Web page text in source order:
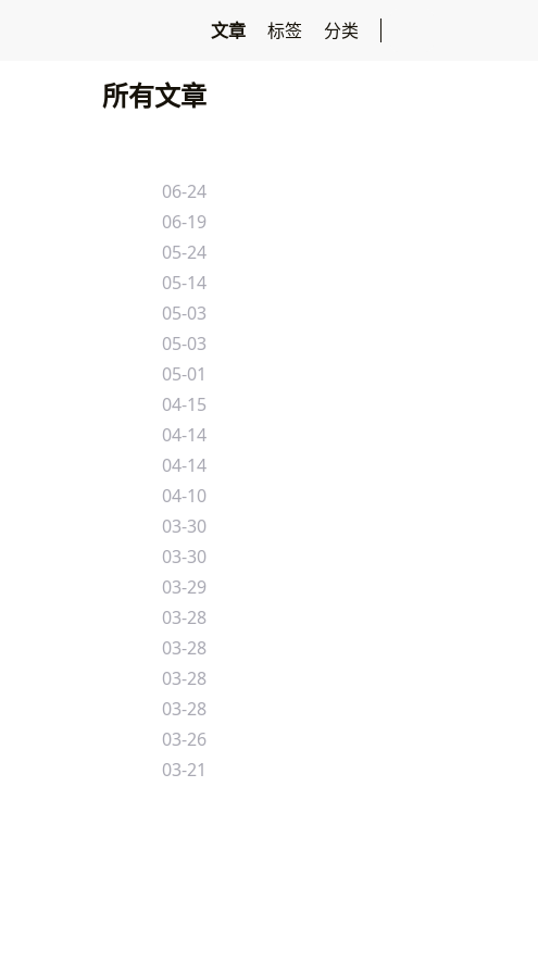
文章 标签 分类
所有文章
06-24
06-19
05-24
05-14
05-03
05-03
05-01
04-15
04-14
04-14
04-10
03-30
03-30
03-29
03-28
03-28
03-28
03-28
03-26
03-21